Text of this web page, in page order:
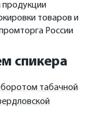
товаров и
России
спикера
табачной